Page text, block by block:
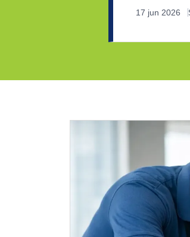
17 jun 2026